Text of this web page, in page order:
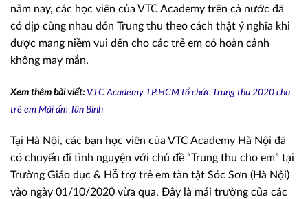
năm nay, các học viên của VTC Academy trên cả nước đã
có dịp cùng nhau đón Trung thu theo cách thật ý nghĩa khi
được mang niềm vui đến cho các trẻ em có hoàn cảnh
không may mắn.
Xem thêm bài viết: VTC Academy TP.HCM tổ chức Trung thu 2020 cho
trẻ em Mái ấm Tân Bình
Tại Hà Nội, các bạn học viên của VTC Academy Hà Nội đã
có chuyến đi tình nguyện với chủ đề “Trung thu cho em” tại
Trường Giáo dục & Hỗ trợ trẻ em tàn tật Sóc Sơn (Hà Nội)
vào ngày 01/10/2020 vừa qua. Đây là mái trường của các